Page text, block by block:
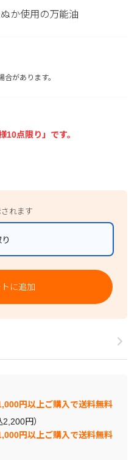
か使用の万能油
があります。
10点限り」です。
れます
に追加
円以上ご購入で送料無料
円）
円以上ご購入で送料無料